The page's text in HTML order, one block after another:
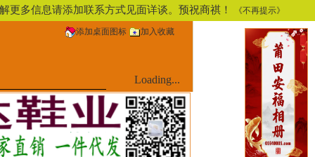
更多信息请添加联系方式见面详谈。预祝商祺！ 《不再提示》
添加桌面图标 加入收藏
Loading...